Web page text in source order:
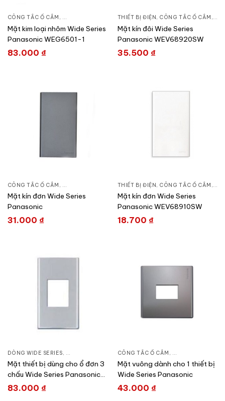
CÔNG TẮC Ổ CẮM , DÒNG WIDE SERIES,THIẾT BỊ ĐIỆN
Mặt kim loại nhôm Wide Series
Panasonic WEG6501-1
83.000 ₫
THIẾT BỊ ĐIỆN , CÔNG TẮC Ổ CẮM ,
Mặt kín đôi Wide Series
Panasonic WEV68920SW
35.500 ₫
CÔNG TẮC Ổ CẮM , DÒNG WIDE SERIES,THIẾT BỊ ĐIỆN
Mặt kín đơn Wide Series
Panasonic
31.000 ₫
THIẾT BỊ ĐIỆN , CÔNG TẮC Ổ CẮM ,
Mặt kín đơn Wide Series
Panasonic WEV68910SW
18.700 ₫
DÒNG WIDE SERIES, CÔNG TẮC Ổ CẮM ,THIẾT BỊ ĐIỆN
Mặt thiết bị dùng cho ổ đơn 3
chấu Wide Series Panasonic
WEG65029-1
83.000 ₫
CÔNG TẮC Ổ CẮM , DÒNG WIDE
Mặt vuông dành cho 1 thiết bị
Wide Series Panasonic
43.000 ₫